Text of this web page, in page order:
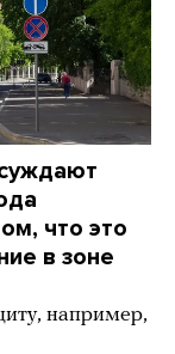
что это
в зоне
например,